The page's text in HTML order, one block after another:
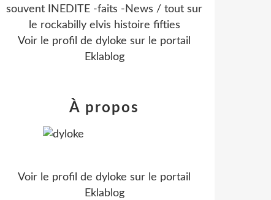
souvent INEDITE -faits -News / tout sur
le rockabilly elvis histoire fifties
Voir le profil de dyloke sur le portail
Eklablog
À propos
Voir le profil de dyloke sur le portail
Eklablog